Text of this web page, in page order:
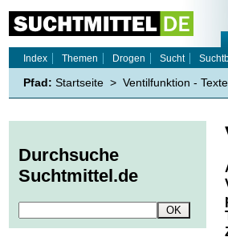
Index
Themen Drogen Sucht
Pfad: Startseite > Ventilfunktion - Texte
Durchsuche
Suchtmittel.de